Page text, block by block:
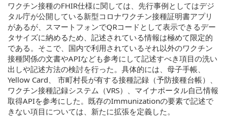
ワクチン接種のFHIR仕様に関しては、先行事例としてはデジ
タル庁が公開している新型コロナワクチン接種証明書アプリ
があるが、スマートフォンでQRコードとして表示できるデー
タサイズに納めるため、記述されている情報は極めて限定的
である。そこで、国内で利用されているそれ以外のワクチン
接種関係の文書やAPIなども参考にして記述すべき項目の洗い
出しや記述方法の検討を行った。具体的には、母子手帳、
Yellow Card、 市町村長が有する接種記録（予防接種台帳）、
ワクチン接種記録システム（VRS）、マイナポータル自己情報
取得APIを参考にした。既存のImmunizationの要素で記述で
きない項目については、新たに拡張を定義した。